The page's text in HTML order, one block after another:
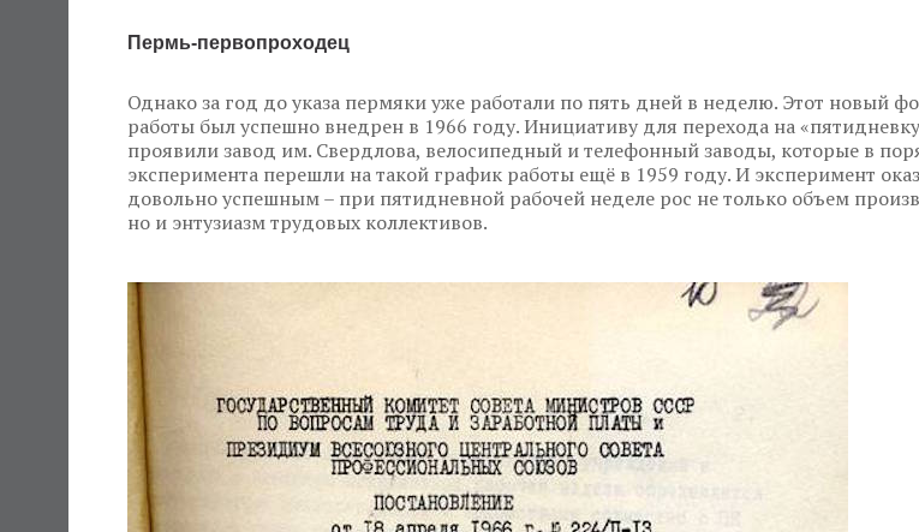
Пермь-первопроходец
Однако за год до указа пермяки уже работали по пять дней в неделю. Этот новый
работы был успешно внедрен в 1966 году. Инициативу для перехода на
проявили завод им. Свердлова, велосипедный и телефонный заводы, которые в
эксперимента перешли на такой график работы ещё в 1959 году. И эксперимент
довольно успешным – при пятидневной рабочей неделе рос не только объем
но и энтузиазм трудовых коллективов.